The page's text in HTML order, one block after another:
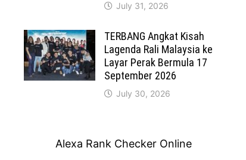
July 31, 2026
TERBANG Angkat Kisah
Lagenda Rali Malaysia ke
Layar Perak Bermula 17
September 2026
July 30, 2026
Alexa Rank Checker Online